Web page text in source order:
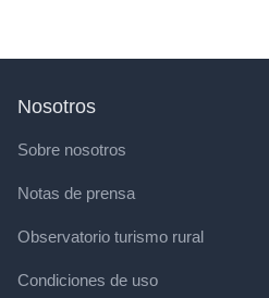
Nosotros
Sobre nosotros
Notas de prensa
Observatorio turismo rural
Condiciones de uso